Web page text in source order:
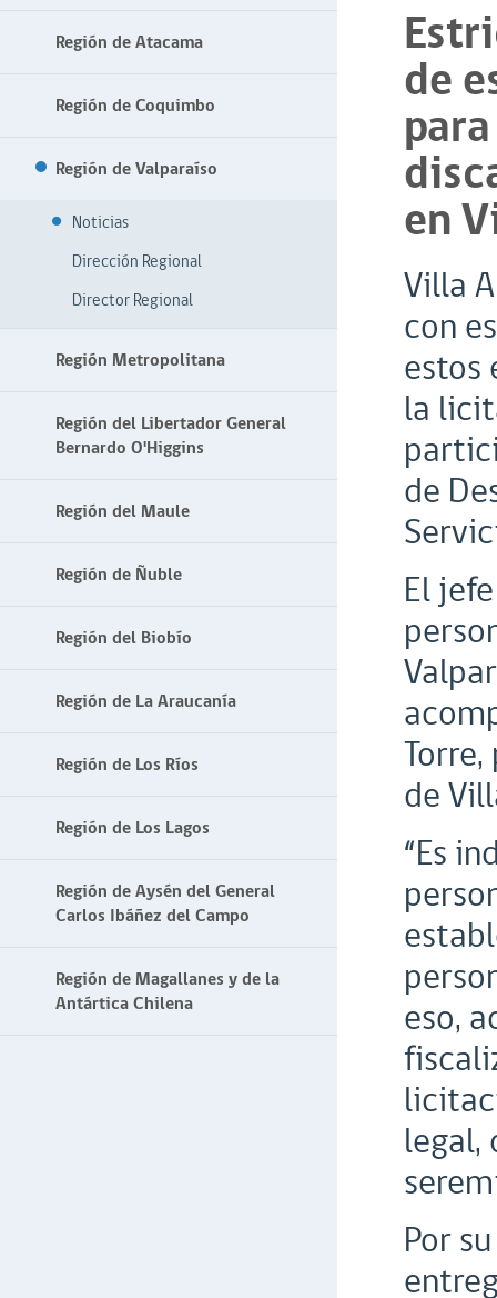
Región de Atacama
Región de Coquimbo
Región de Valparaíso
Noticias
Dirección Regional
Director Regional
Región Metropolitana
Región del Libertador General
Bernardo O'Higgins
Región del Maule
Región de Ñuble
Región del Biobío
Región de La Araucanía
Región de Los Ríos
Región de Los Lagos
Región de Aysén del General
Carlos Ibáñez del Campo
Región de Magallanes y de la
Antártica Chilena
de
en
Villa
con
estos
la
de
El
de
“Es
eso,
legal,
Por